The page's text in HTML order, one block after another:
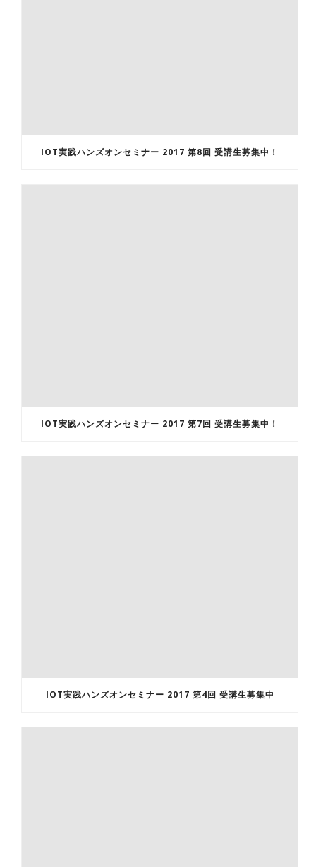
IOT実践ハンズオンセミナー 2017 第8回 受講生募集中！
IOT実践ハンズオンセミナー 2017 第7回 受講生募集中！
IOT実践ハンズオンセミナー 2017 第4回 受講生募集中